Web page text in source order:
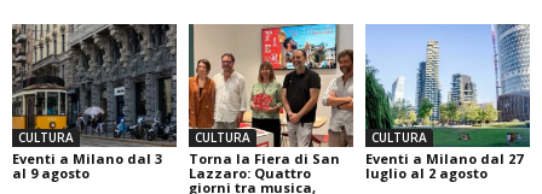
CULTURA
Eventi a Milano dal 3
al 9 agosto
CULTURA
Torna la Fiera di San
Lazzaro: Quattro
giorni tra musica,
CULTURA
Eventi a Milano dal 27
luglio al 2 agosto